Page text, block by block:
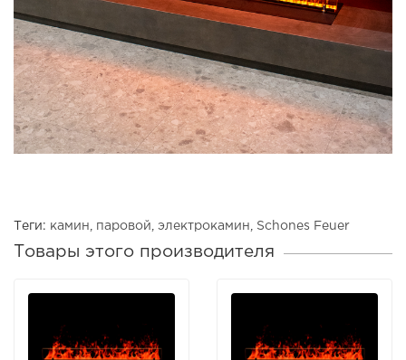
Теги: камин паровой электрокамин Schones Feuer
Товары этого производителя